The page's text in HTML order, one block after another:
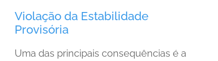
Violação da Estabilidade
Provisória
Uma das principais consequências é a